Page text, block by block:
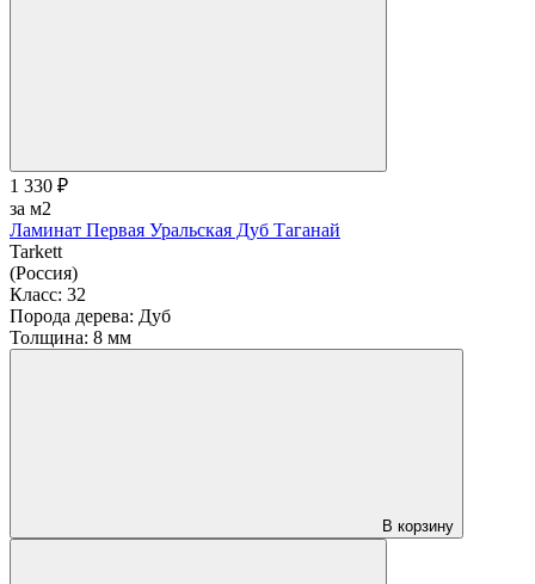
1 330 ₽
за м2
Ламинат Первая Уральская Дуб Таганай
Tarkett
(Россия)
Класс: 32
Порода дерева: Дуб
Толщина: 8 мм
В корзину